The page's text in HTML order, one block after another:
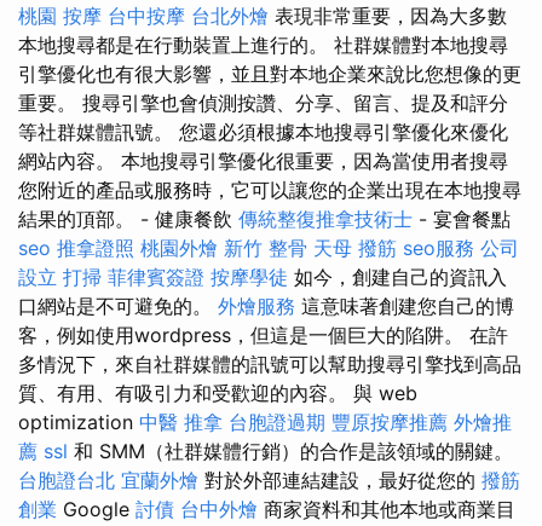
桃園 按摩 台中按摩 台北外燴 表現非常重要，因為大多數
本地搜尋都是在行動裝置上進行的。 社群媒體對本地搜尋
引擎優化也有很大影響，並且對本地企業來說比您想像的更
重要。 搜尋引擎也會偵測按讚、分享、留言、提及和評分
等社群媒體訊號。 您還必須根據本地搜尋引擎優化來優化
網站內容。 本地搜尋引擎優化很重要，因為當使用者搜尋
您附近的產品或服務時，它可以讓您的企業出現在本地搜尋
結果的頂部。 - 健康餐飲 傳統整復推拿技術士 - 宴會餐點
seo 推拿證照 桃園外燴 新竹 整骨 天母 撥筋 seo服務 公司
設立 打掃 菲律賓簽證 按摩學徒 如今，創建自己的資訊入
口網站是不可避免的。 外燴服務 這意味著創建您自己的博
客，例如使用wordpress，但這是一個巨大的陷阱。 在許
多情況下，來自社群媒體的訊號可以幫助搜尋引擎找到高品
質、有用、有吸引力和受歡迎的內容。 與 web
optimization 中醫 推拿 台胞證過期 豐原按摩推薦 外燴推
薦 ssl 和 SMM（社群媒體行銷）的合作是該領域的關鍵。
台胞證台北 宜蘭外燴 對於外部連結建設，最好從您的 撥筋
創業 Google 討債 台中外燴 商家資料和其他本地或商業目